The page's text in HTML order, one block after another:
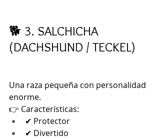
🐕 3. SALCHICHA
(DACHSHUND / TECKEL)
Una raza pequeña con personalidad
enorme.
👉 Características:
✔ Protector
✔ Divertido